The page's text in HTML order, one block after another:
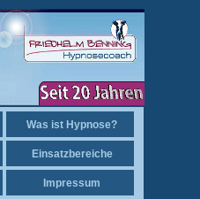
Was ist Hypnose?
Einsatzbereiche
Impressum